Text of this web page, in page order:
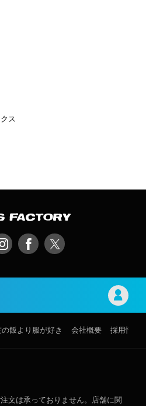
ス
飯より服が好き 会社概要 採用情報
文は承っておりません。店舗に関